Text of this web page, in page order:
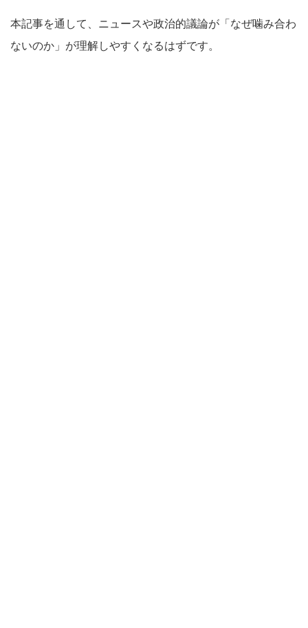
本記事を通して、ニュースや政治的議論が「なぜ噛み合わ
ないのか」が理解しやすくなるはずです。